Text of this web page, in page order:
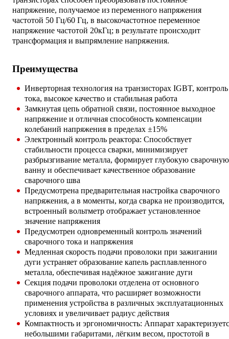
напряжение, получаемое из переменного напряжения
частотой 50 Гц/60 Гц, в высокочастотное переменное
напряжение частотой 20кГц; в результате происходит
трансформация и выпрямление напряжения.
Преимущества
Инверторная технология на транзисторах IGBT, контроль
тока, высокое качество и стабильная работа
Замкнутая цепь обратной связи, постоянное выходное
напряжение и отличная способность компенсации
колебаний напряжения в пределах ±15%
Электронный контроль реактора: Способствует
стабильности процесса сварки, минимизирует
разбрызгивание металла, формирует глубокую сварочную
ванну и обеспечивает качественное образование
сварочного шва
Предусмотрена предварительная настройка сварочного
напряжения, а в моменты, когда сварка не производится,
встроенный вольтметр отображает установленное
значение напряжения
Предусмотрен одновременный контроль значений
сварочного тока и напряжения
Медленная скорость подачи проволоки при зажигании
дуги устраняет образование капель расплавленного
металла, обеспечивая надёжное зажигание дуги
Секция подачи проволоки отделена от основного
сварочного аппарата, что расширяет возможности
применения устройства в различных эксплуатационных
условиях и увеличивает радиус действия
Компактность и эргономичность: Аппарат
небольшими габаритами, лёгким весом, простотой в